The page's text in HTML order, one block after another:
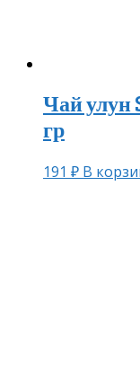
Чай улун
гр
191 ₽ В